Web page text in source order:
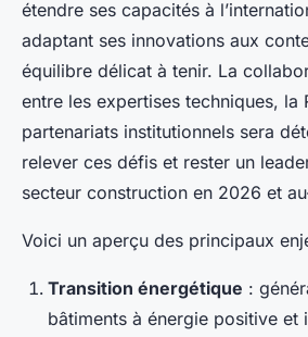
étendre ses capacités à
adaptant ses innovations aux
équilibre délicat à tenir. La
entre les expertises techniques, la
partenariats institutionnels sera
relever ces défis et rester un
secteur construction en 2026 et
Voici un aperçu des principaux
Transition énergétique :
bâtiments à énergie positive et